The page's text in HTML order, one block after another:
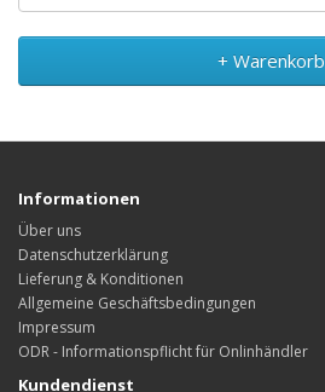
+ Warenkorb
Informationen
Über uns
Datenschutzerklärung
Lieferung & Konditionen
Allgemeine Geschäftsbedingungen
Impressum
ODR - Informationspflicht für Onlinhändler
Kundendienst